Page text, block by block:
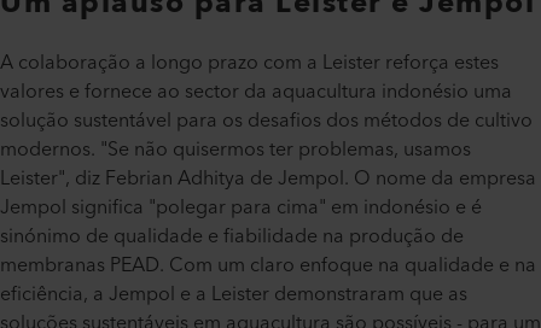
A colaboração a longo prazo com a Leister reforça estes
valores e fornece ao sector da aquacultura indonésio uma
solução sustentável para os desafios dos métodos de cultivo
modernos. "Se não quisermos ter problemas, usamos
Leister", diz Febrian Adhitya de Jempol. O nome da empresa
Jempol significa "polegar para cima" em indonésio e é
sinónimo de qualidade e fiabilidade na produção de
membranas PEAD. Com um claro enfoque na qualidade e na
eficiência, a Jempol e a Leister demonstraram que as